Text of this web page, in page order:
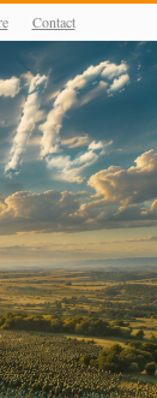
Contact